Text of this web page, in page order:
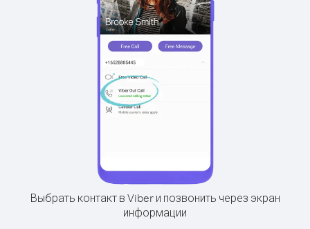
Выбрать контакт в Viber и позвонить через экран
информации